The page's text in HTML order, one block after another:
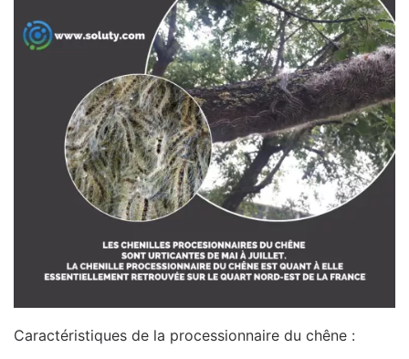
Caractéristiques de la processionnaire du chêne :